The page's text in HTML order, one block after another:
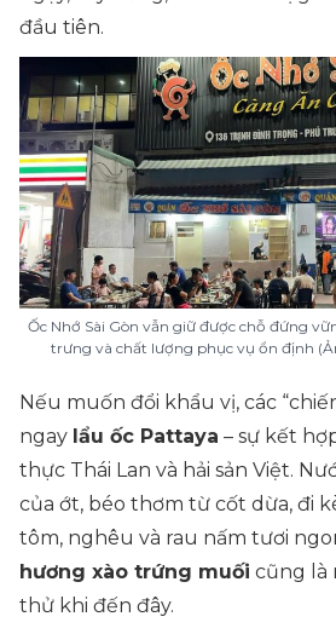
đầu tiên.
Ốc Nhớ Sài Gòn vẫn giữ được chỗ đứng
trưng và chất lượng phục vụ ổn định
Nếu muốn đổi khẩu vị, các
ngay lẩu ốc Pattaya – sự kết
thực Thái Lan và hải sản Việt.
của ớt, béo thơm từ cốt dừa, đi
tôm, nghêu và rau nấm tươi
hương xào trứng muối cũng là
thử khi đến đây.